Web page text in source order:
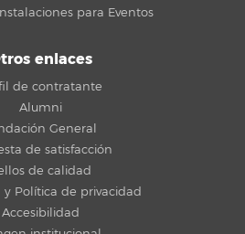
para Eventos
enlaces
de contratante
Alumni
General
de satisfacción
de calidad
y Política de privacidad
Accesibilidad